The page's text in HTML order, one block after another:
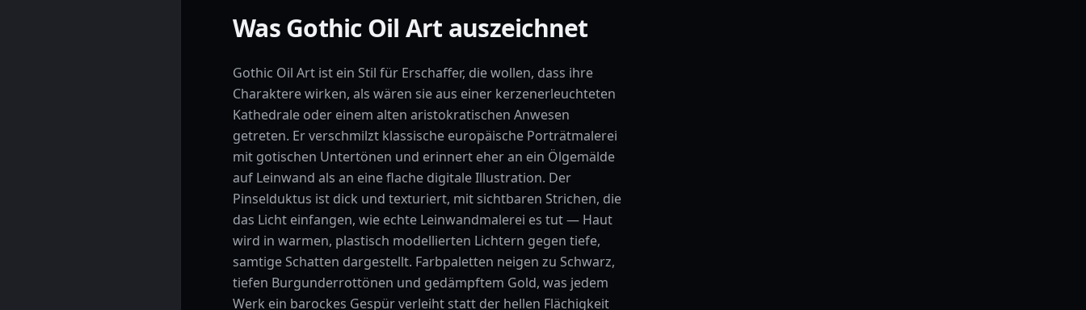
Was Gothic Oil Art auszeichnet
Gothic Oil Art ist ein Stil für Erschaffer, die wollen, dass ihre
Charaktere wirken, als wären sie aus einer kerzenerleuchteten
Kathedrale oder einem alten aristokratischen Anwesen
getreten. Er verschmilzt klassische europäische Porträtmalerei
mit gotischen Untertönen und erinnert eher an ein Ölgemälde
auf Leinwand als an eine flache digitale Illustration. Der
Pinselduktus ist dick und texturiert, mit sichtbaren Strichen, die
das Licht einfangen, wie echte Leinwandmalerei es tut — Haut
wird in warmen, plastisch modellierten Lichtern gegen tiefe,
samtige Schatten dargestellt. Farbpaletten neigen zu Schwarz,
tiefen Burgunderrottönen und gedämpftem Gold, was jedem
Werk ein barockes Gespür verleiht statt der hellen Flächigkeit